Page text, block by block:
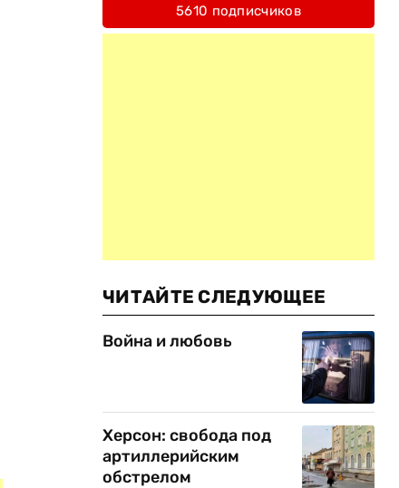
5610 подписчиков
ЧИТАЙТЕ СЛЕДУЮЩЕЕ
Война и любовь
Херсон: свобода под
артиллерийским
обстрелом